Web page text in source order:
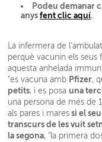
Podeu demanar
anysfent clic aquí.
La infermera de
perquè vacunin els
aquesta anhelada
"es vacuna amb Pfizer,
petits, i es posa una
una persona de més de
als pares i mares si el
transcurs de les vuit
la segona, "la primera